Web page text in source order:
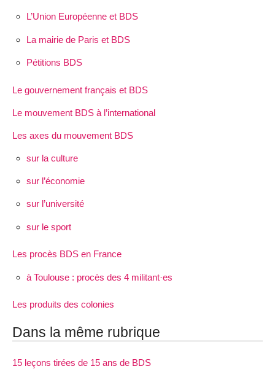
L’Union Européenne et BDS
La mairie de Paris et BDS
Pétitions BDS
Le gouvernement français et BDS
Le mouvement BDS à l’international
Les axes du mouvement BDS
sur la culture
sur l’économie
sur l’université
sur le sport
Les procès BDS en France
à Toulouse : procès des 4 militant·es
Les produits des colonies
Dans la même rubrique
15 leçons tirées de 15 ans de BDS